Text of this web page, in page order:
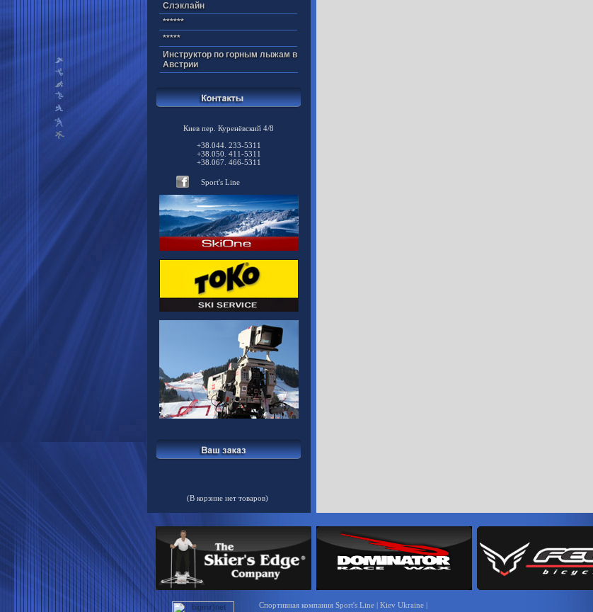
Cлэклайн
******
*****
Инструктор по горным лыжам в
Австрии
Киев пер. Куренёвский 4/8
+38.044. 233-5311
+38.050. 411-5311
+38.067. 466-5311
Sport's Line
(В корзине нет товаров)
Спортивная компания Sport's Line | Kiev Ukraine |